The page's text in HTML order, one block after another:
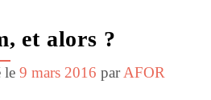
et alors ?
le 9 mars 2016 parAFOR